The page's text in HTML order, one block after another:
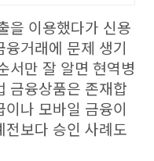
을 이용했다가 신용
거래에 문제 생기
서만 잘 알면 현역병
금융상품은 존재합
나 모바일 금융이
보다 승인 사례도